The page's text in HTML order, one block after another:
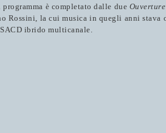
è completato dalle due
la cui musica in quegli anni stava
ibrido multicanale.